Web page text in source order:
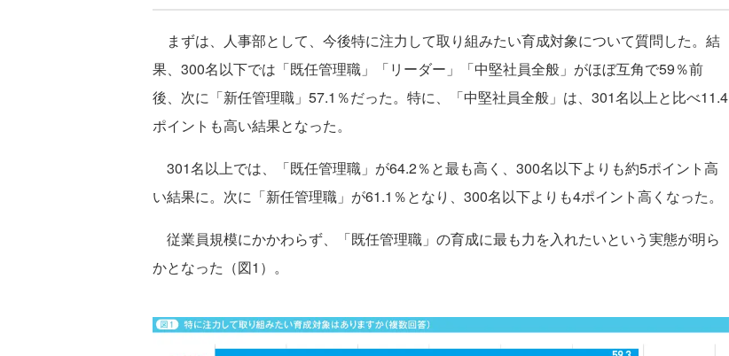
まずは、人事部として、今後特に注力して取り組みたい育成対象について質問した。結
果、300名以下では「既任管理職」「リーダー」「中堅社員全般」がほぼ互角で59％前
後、次に「新任管理職」57.1％だった。特に、「中堅社員全般」は、301名以上と比べ11.4
ポイントも高い結果となった。
301名以上では、「既任管理職」が64.2％と最も高く、300名以下よりも約5ポイント高
い結果に。次に「新任管理職」が61.1％となり、300名以下よりも4ポイント高くなった。
従業員規模にかかわらず、「既任管理職」の育成に最も力を入れたいという実態が明ら
かとなった（図1）。